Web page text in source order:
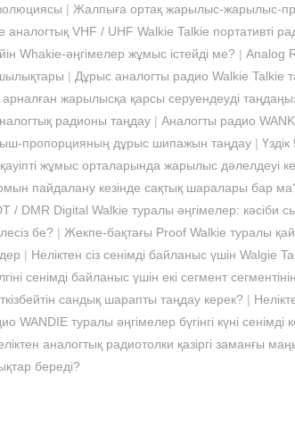
| Жалпыға ортақ жарылыс-жарылыс-
VHF / UHF Walkie Talkie портативті
Whakie-әңгімелер жұмыс істейді ме? | Analog
| Дұрыс аналогты радио Walkie Talkie
арналған жарылысқа қарсы серуендеуді
радионы таңдау | Аналогты радио
пропорцияның дұрыс шипажын таңдау |
қауіпті жұмыс орталарында жарылыс дәлелдеуі
пайдалану кезінде сақтық шаралары бар
/ DMR Digital Walkie туралы әңгімелер: кәсіби
бе? | Жекпе-бақтағы Proof Walkie туралы
| Неліктен сіз сенімді байланыс үшін Walgie
сенімді байланыс үшін екі сегмент
сандық шарапты таңдау керек? |
WANDIE туралы әңгімелер бүгінгі күні
аналогтық радиотолки қазіргі заманғы
береді?